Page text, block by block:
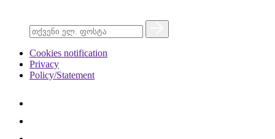
Cookies notification
Privacy
Policy/Statement